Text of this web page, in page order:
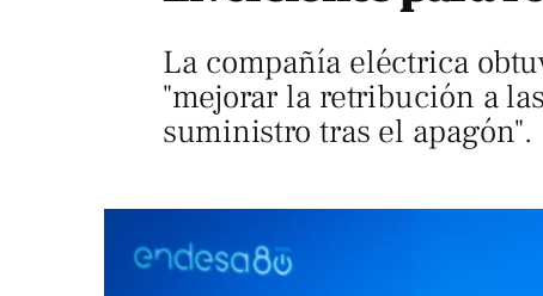
La compañía eléctrica
"mejorar la retribución a
suministro tras el apagón".